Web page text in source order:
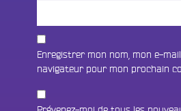
Enregistrer mon nom, mon e-
navigateur pour mon prochain